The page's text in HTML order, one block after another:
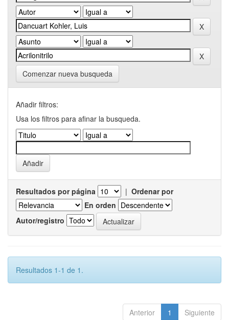
Comenzar nueva busqueda
Añadir filtros:
Usa los filtros para afinar la busqueda.
Resultados por página | Ordenar por
En orden
Autor/registro
Resultados 1-1 de 1.
Anterior 1 Siguiente